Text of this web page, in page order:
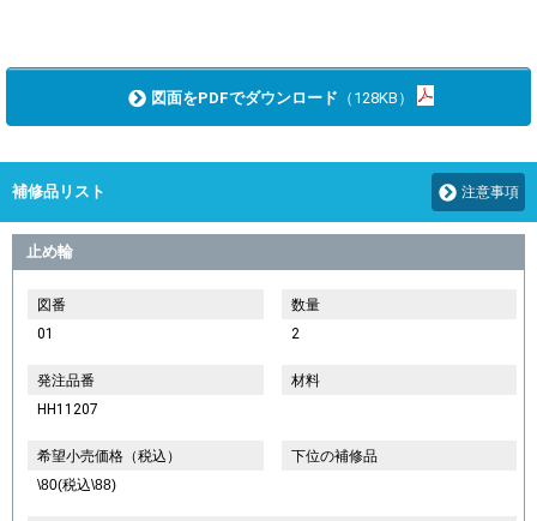
図面をPDFでダウンロード （128KB）
補修品リスト 注意事項
止め輪
図番
01
数量
2
発注品番
HH11207
材料
希望小売価格（税込）
\80(税込\88)
下位の補修品